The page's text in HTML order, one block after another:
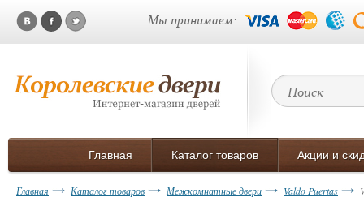
Мы принимаем:
Главная Каталог товаров Акции и
Главная Каталог товаров Межкомнатные двери Valdo Puertas